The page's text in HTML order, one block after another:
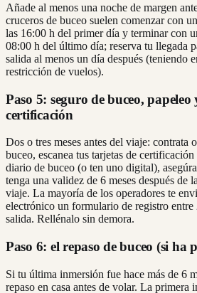
Añade al menos una noche de margen
cruceros de buceo suelen comenzar con
las 16:00 h del primer día y terminar con
08:00 h del último día; reserva tu llegada
salida al menos un día después (teniendo
restricción de vuelos).
Paso 5: seguro de buceo, papeleo
certificación
Dos o tres meses antes del viaje: contrata
buceo, escanea tus tarjetas de
diario de buceo (o ten uno digital),
tenga una validez de 6 meses después de
viaje. La mayoría de los operadores te
electrónico un formulario de registro entre
salida. Rellénalo sin demora.
Paso 6: el repaso de buceo (si ha
Si tu última inmersión fue hace más de 6
repaso en casa antes de volar. La primera